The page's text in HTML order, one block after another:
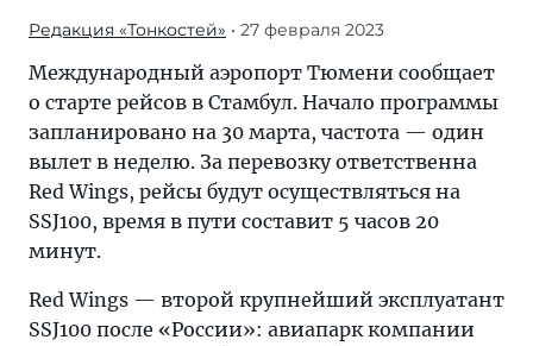
Редакция «Тонкостей» • 27 февраля 2023
Международный аэропорт Тюмени сообщает
о старте рейсов в Стамбул. Начало программы
запланировано на 30 марта, частота — один
вылет в неделю. За перевозку ответственна
Red Wings, рейсы будут осуществляться на
SSJ100, время в пути составит 5 часов 20
минут.
Red Wings — второй крупнейший эксплуатант
SSJ100 после «России»: авиапарк компании